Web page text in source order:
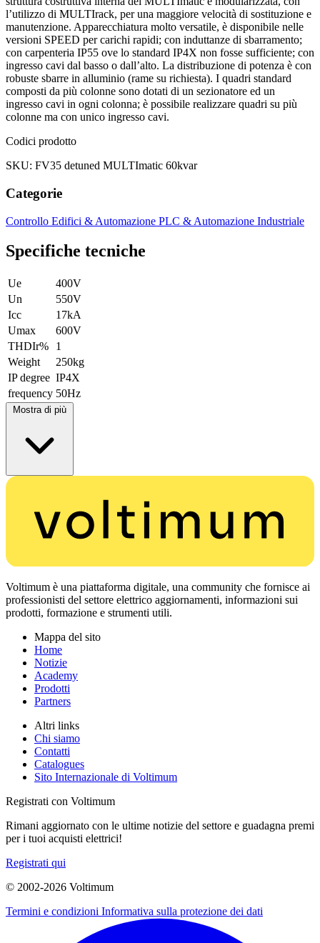
l’utilizzo di MULTIrack, per una maggiore velocità di sostituzione e
manutenzione. Apparecchiatura molto versatile, è disponibile nelle
versioni SPEED per carichi rapidi; con induttanze di sbarramento;
con carpenteria IP55 ove lo standard IP4X non fosse sufficiente; con
ingresso cavi dal basso o dall’alto. La distribuzione di potenza è con
robuste sbarre in alluminio (rame su richiesta). I quadri standard
composti da più colonne sono dotati di un sezionatore ed un
ingresso cavi in ogni colonna; è possibile realizzare quadri su più
colonne ma con unico ingresso cavi.
Codici prodotto
SKU: FV35 detuned MULTImatic 60kvar
Categorie
Controllo Edifici & Automazione PLC & Automazione Industriale
Specifiche tecniche
Ue
400V
Un
550V
Icc
17kA
Umax
600V
THDIr%
1
Weight
250kg
IP degree IP4X
frequency 50Hz
Mostra di più
Voltimum è una piattaforma digitale, una community che fornisce ai
professionisti del settore elettrico aggiornamenti, informazioni sui
prodotti, formazione e strumenti utili.
Mappa del sito
Home
Notizie
Academy
Prodotti
Partners
Altri links
Chi siamo
Contatti
Catalogues
Sito Internazionale di Voltimum
Registrati con Voltimum
Rimani aggiornato con le ultime notizie del settore e guadagna premi
per i tuoi acquisti elettrici!
Registrati qui
© 2002-2026 Voltimum
Termini e condizioni Informativa sulla protezione dei dati